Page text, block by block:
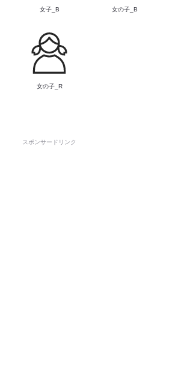
女子_B 女の子_B
女の子_R
スポンサードリンク